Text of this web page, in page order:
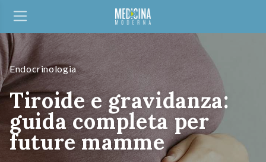
Endocrinologia
Tiroide e gravidanza:
guida completa per
future mamme